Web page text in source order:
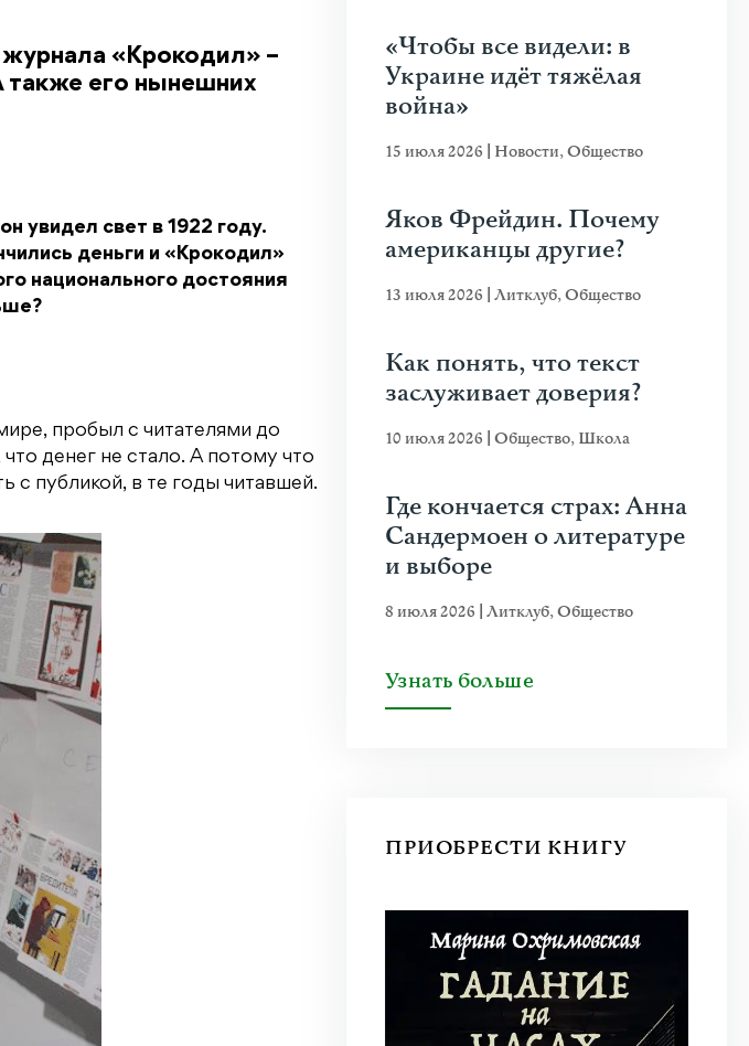
«Крокодил» –
также его нынешних
увидел свет в 1922 году.
деньги и «Крокодил»
национального достояния
пробыл с читателями до
денег не стало. А потому что
с публикой, в те годы читавшей.
«Чтобы все видели: в
Украине идёт тяжёлая
война»
15 июля 2026 Новости,Общество
Яков Фрейдин. Почему
американцы другие?
13 июля 2026 Литклуб,Общество
Как понять, что текст
заслуживает доверия?
10 июля 2026 Общество, Школа
Где кончается страх: Анна
Сандермоен о литературе
и выборе
8 июля 2026 Литклуб,Общество
Узнать больше
ПРИОБРЕСТИ КНИГУ